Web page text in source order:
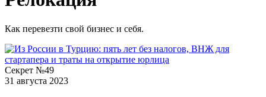
Как перевезти свой бизнес и себя.
Секрет №49
31 августа 2023